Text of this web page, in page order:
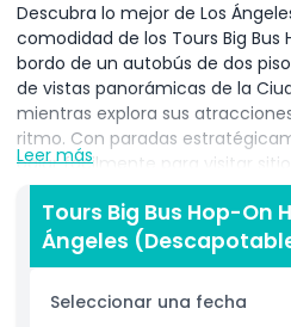
Descubra lo mejor de Los
comodidad de los Tours Big
bordo de un autobús de dos
de vistas panorámicas de la
mientras explora sus
ritmo. Con paradas
bajar fácilmente para visitar
de la Fama de Hollywood, el
Rodeo Drive y la mundialmente
Continúe su viaje hacia Santa
doradas se encuentran con
diríjase al centro de Los Ángeles
monumentos culturales e
Leer más
Tours Big Bus Hop-On
Ángeles
Seleccionar una fecha